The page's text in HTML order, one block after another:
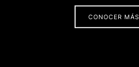
CONOCER MÁS